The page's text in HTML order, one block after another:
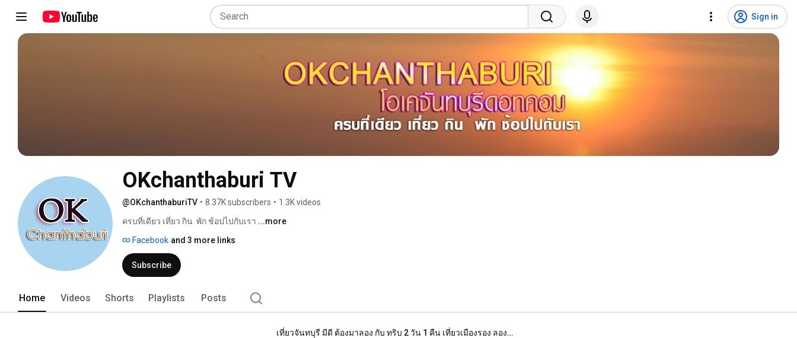
Sign in
OKchanthaburi TV
@OKchanthaburiTV • 8.37K subscribers • 1.3K videos
ครบที่เดียว เที่ยว กิน  พัก ช้อปไปกับเรา ...more
Facebook and 3 more links
Subscribe
Home Videos Shorts Playlists Posts
เที่ยวจันทบุรี มีดี ต้องมาลอง กับ ทริบ 2 วัน 1 คืน เที่ยวเมืองรอง ลองแล้วจะรัก ที่ จันทบุรี